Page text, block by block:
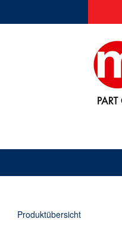
Applikationen
Produktübersicht